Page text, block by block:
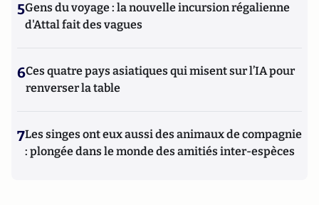
5Gens du voyage : la nouvelle incursion régalienne
d'Attal fait des vagues
6Ces quatre pays asiatiques qui misent sur l’IA pour
renverser la table
7Les singes ont eux aussi des animaux de compagnie
: plongée dans le monde des amitiés inter-espèces